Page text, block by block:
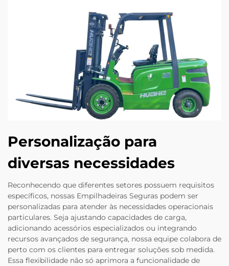
Personalização para
diversas necessidades
Reconhecendo que diferentes setores possuem requisitos
específicos, nossas Empilhadeiras Seguras podem ser
personalizadas para atender às necessidades operacionais
particulares. Seja ajustando capacidades de carga,
adicionando acessórios especializados ou integrando
recursos avançados de segurança, nossa equipe colabora de
perto com os clientes para entregar soluções sob medida.
Essa flexibilidade não só aprimora a funcionalidade de